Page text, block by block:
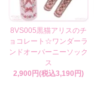
8VS005黒猫アリスのチ
ョコレート☆ワンダーラ
ンドオーバーニーソック
ス
2,900円(税込3,190円)